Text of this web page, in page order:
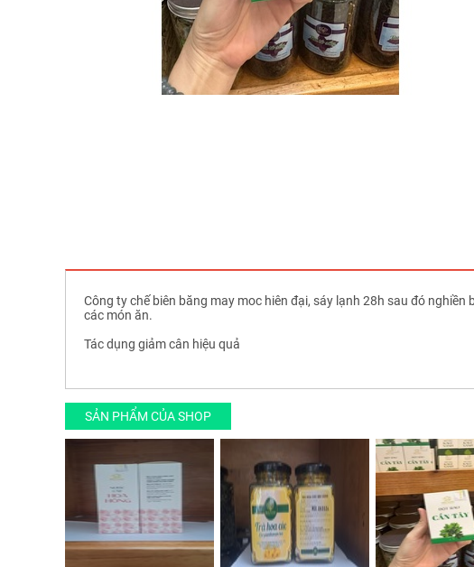
Công ty chế biên băng may moc hiên đại, sáy lạnh 28h sau đó
các món ăn.
Tác dụng giảm cân hiệu quả
SẢN PHẨM CỦA SHOP